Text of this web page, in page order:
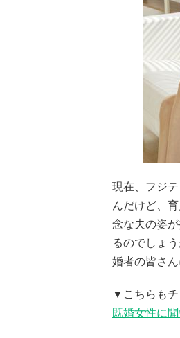
現在、フジ
んだけど、
念な夫の姿
るのでしょ
婚者の皆さ
▼こちらもチ
既婚女性に